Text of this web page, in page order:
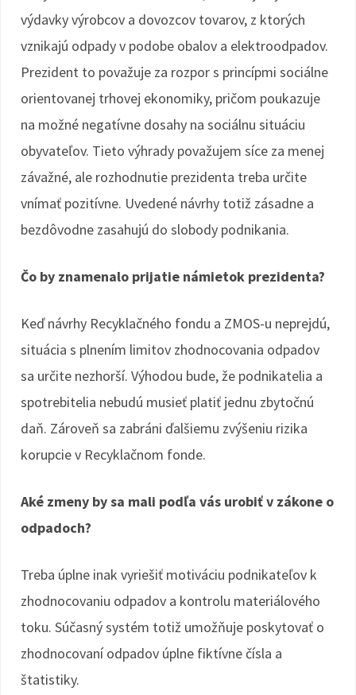
výdavky výrobcov a dovozcov tovarov, z ktorých
vznikajú odpady v podobe obalov a elektroodpadov.
Prezident to považuje za rozpor s princípmi sociálne
orientovanej trhovej ekonomiky, pričom poukazuje
na možné negatívne dosahy na sociálnu situáciu
obyvateľov. Tieto výhrady považujem síce za menej
závažné, ale rozhodnutie prezidenta treba určite
vnímať pozitívne. Uvedené návrhy totiž zásadne a
bezdôvodne zasahujú do slobody podnikania.
Čo by znamenalo prijatie námietok prezidenta?
Keď návrhy Recyklačného fondu a ZMOS-u neprejdú,
situácia s plnením limitov zhodnocovania odpadov
sa určite nezhorší. Výhodou bude, že podnikatelia a
spotrebitelia nebudú musieť platiť jednu zbytočnú
daň. Zároveň sa zabráni ďalšiemu zvýšeniu rizika
korupcie v Recyklačnom fonde.
Aké zmeny by sa mali podľa vás urobiť v zákone o
odpadoch?
Treba úplne inak vyriešiť motiváciu podnikateľov k
zhodnocovaniu odpadov a kontrolu materiálového
toku. Súčasný systém totiž umožňuje poskytovať o
zhodnocovaní odpadov úplne fiktívne čísla a
štatistiky.